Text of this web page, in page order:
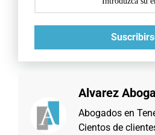
Alvarez
Abogados en
Cientos de